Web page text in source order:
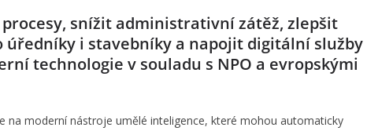
snížit administrativní zátěž, zlepšit
i stavebníky a napojit digitální služby
technologie v souladu s NPO a evropskými
na moderní nástroje umělé inteligence, které mohou automaticky